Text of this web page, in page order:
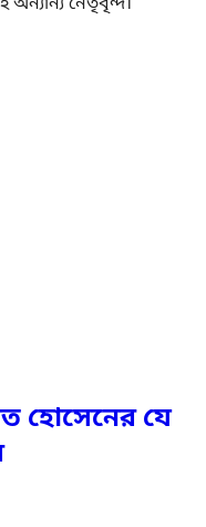
হোসেনের যে